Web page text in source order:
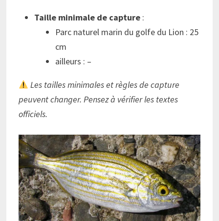
Taille minimale de capture:
Parc naturel marin du golfe du Lion : 25
cm
ailleurs : –
Les tailles minimales et règles de capture
peuvent changer. Pensez à vérifier les textes
officiels.